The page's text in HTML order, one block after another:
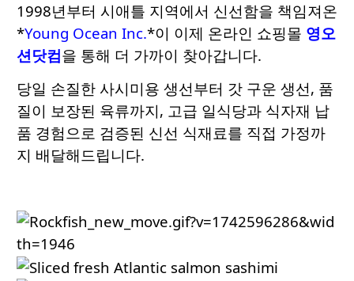
1998년부터 시애틀 지역에서 신선함을 책임져온
*Young Ocean Inc.*이 이제 온라인 쇼핑몰 영오
션닷컴을 통해 더 가까이 찾아갑니다.
당일 손질한 사시미용 생선부터 갓 구운 생선, 품
질이 보장된 육류까지, 고급 일식당과 식자재 납
품 경험으로 검증된 신선 식재료를 직접 가정까
지 배달해드립니다.